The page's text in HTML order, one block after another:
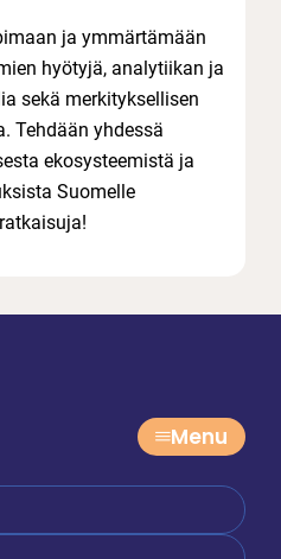
ja ymmärtämään
hyötyjä, analytiikan ja
sekä merkityksellisen
Tehdään yhdessä
ekosysteemistä ja
Suomelle
Menu